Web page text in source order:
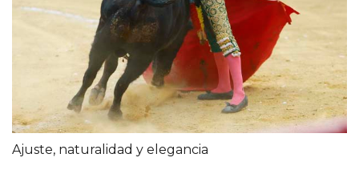
Ajuste, naturalidad y elegancia